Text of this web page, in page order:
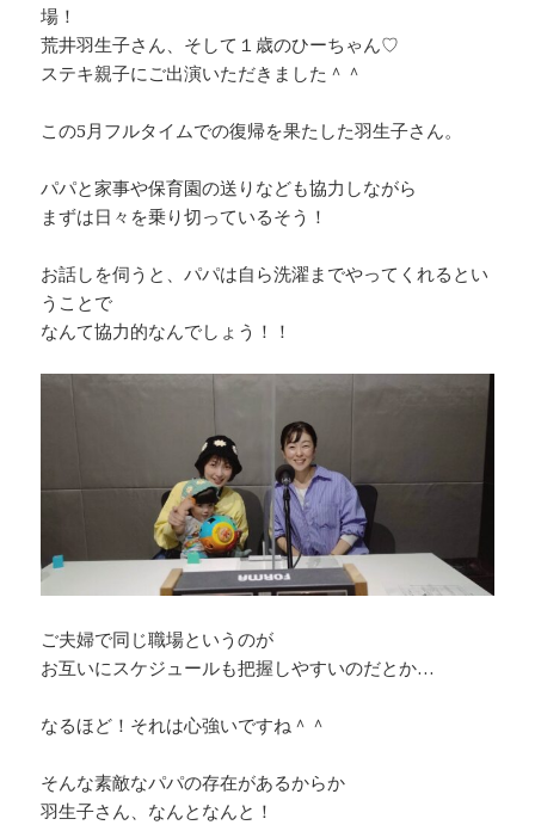
場！
荒井羽生子さん、そして１歳のひーちゃん♡
ステキ親子にご出演いただきました＾＾
この5月フルタイムでの復帰を果たした羽生子さん。
パパと家事や保育園の送りなども協力しながら
まずは日々を乗り切っているそう！
お話しを伺うと、パパは自ら洗濯までやってくれるとい
うことで
なんて協力的なんでしょう！！
ご夫婦で同じ職場というのが
お互いにスケジュールも把握しやすいのだとか…
なるほど！それは心強いですね＾＾
そんな素敵なパパの存在があるからか
羽生子さん、なんとなんと！